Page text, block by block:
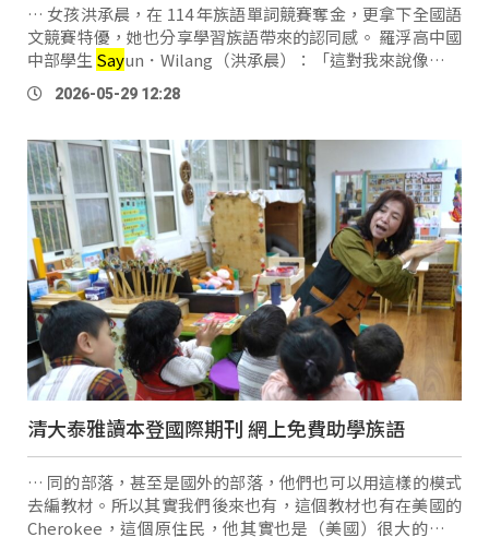
… 女孩洪承晨，在 114 年族語單詞競賽奪金，更拿下全國語
文競賽特優，她也分享學習族語帶來的認同感。 羅浮高中國
中部學生 Sayun．Wilang（洪承晨）：「這對我來說像是遲
來的榮耀，總結我三年的成就。我學會族語這件事是可以跟
我的那個阿嬤還有我爸爸，因為 …
2026-05-29 12:28
清大泰雅讀本登國際期刊 網上免費助學族語
… 同的部落，甚至是國外的部落，他們也可以用這樣的模式
去編教材。所以其實我們後來也有，這個教材也有在美國的
Cherokee，這個原住民，他其實也是（美國）很大的原住